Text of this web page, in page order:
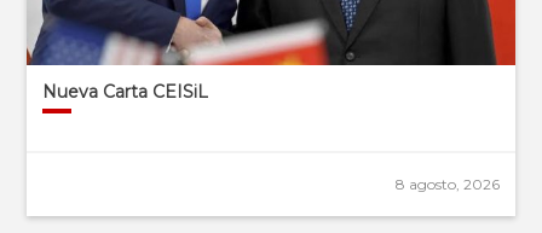
Nueva Carta CEISiL
8 agosto, 2026